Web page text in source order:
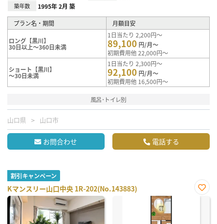
築年数 1995年 2月 築
プラン名・期間 月額目安
ロング【黒川】
30日以上～360日未満
1日当たり 2,200円～
89,100 円/月～
初期費用他 22,000円～
ショート【黒川】
～30日未満
1日当たり 2,300円～
92,100 円/月～
初期費用他 16,500円～
風呂･トイレ別
山口県 山口市
お問合わせ 電話する
割引キャンペーン
Kマンスリー山口中央 1R-202(No.143883)
お気